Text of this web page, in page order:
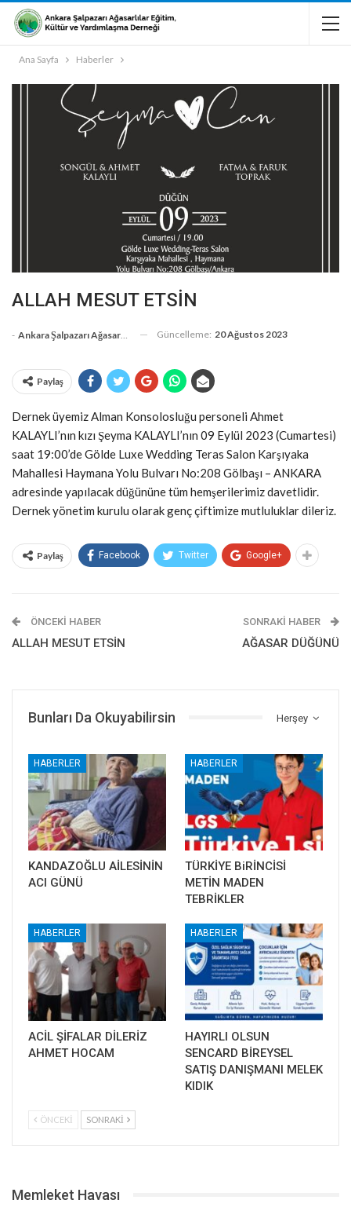
Ana Sayfa Haberler
ALLAH MESUT ETSİN
- Ankara Şalpazarı Ağasarlılar Eğitim Kültür Ve Dayanışma Derneği Güncelleme: 20 Ağustos 2023
Paylaş
Dernek üyemiz Alman Konsolosluğu personeli Ahmet
KALAYLI’nın kızı Şeyma KALAYLI’nın 09 Eylül 2023 (Cumartesi)
saat 19:00’de Gölde Luxe Wedding Teras Salon Karşıyaka
Mahallesi Haymana Yolu Bulvarı No:208 Gölbaşı – ANKARA
adresinde yapılacak düğününe tüm hemşerilerimiz davetlidir.
Dernek yönetim kurulu olarak genç çiftimize mutluluklar dileriz.
Paylaş Facebook Twitter Google+
ÖNCEKI HABER
ALLAH MESUT ETSİN
SONRAKI HABER
AĞASAR DÜĞÜNÜ
Herşey
Bunları Da Okuyabilirsin
HABERLER
KANDAZOĞLU AİLESİNİN
ACI GÜNÜ
HABERLER
TÜRKİYE BiRİNCİSİ
METİN MADEN
TEBRİKLER
HABERLER
ACİL ŞİFALAR DİLERİZ
AHMET HOCAM
HABERLER
HAYIRLI OLSUN
SENCARD BİREYSEL
SATIŞ DANIŞMANI MELEK
KIDIK
ÖNCEKI SONRAKI
Memleket Havası